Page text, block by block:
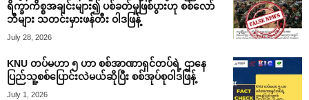
ရိက္ခာကိစ္စအချင်းများ၍ ပစ်ခတ်မှုဖြစ်ပွားဟု စစ်လော်
ဘီများ သတင်းမှားဖန်တီး ဝါဒဖြန့်
July 28, 2026
KNU တပ်မဟာ ၅ ဟာ စစ်အာဏာရှင်တပ်ရဲ့ ဌာနေ
ပြည်သူ့စစ်ပြောင်းလဲမယ်ဆိုပြီး စစ်အုပ်စုဝါဒဖြန့်
July 1, 2026